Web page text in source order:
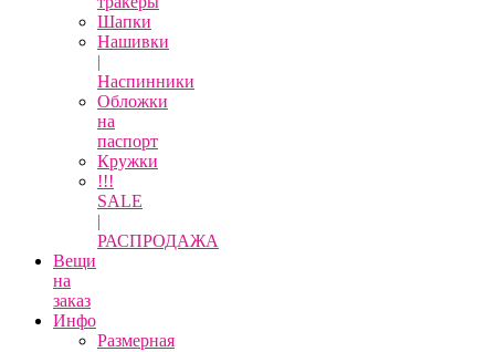
Шапки
Нашивки
|
Наспинники
Обложки
на
паспорт
Кружки
!!!
SALE
|
РАСПРОДАЖА
Вещи
на
заказ
Инфо
Размерная